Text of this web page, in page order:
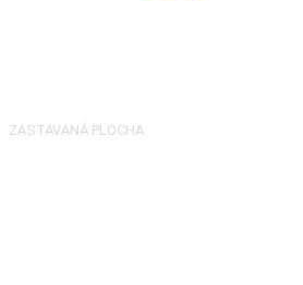
ZASTAVANÁ PLOCHA